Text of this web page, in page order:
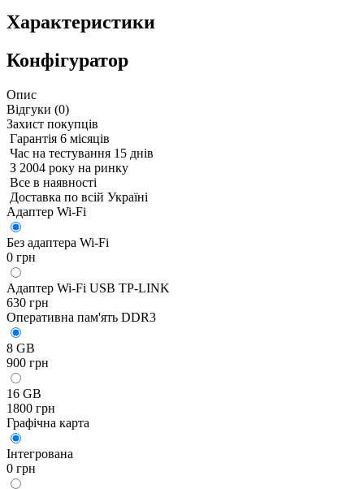
Характеристики
Конфігуратор
Опис
Відгуки (0)
Захист покупців
Гарантія 6 місяців
Час на тестування 15 днів
З 2004 року на ринку
Все в наявності
Доставка по всій Україні
Адаптер Wi-Fi
Без адаптера Wi-Fi
0 грн
Адаптер Wi-Fi USB TP-LINK
630 грн
Оперативна пам'ять DDR3
8 GB
900 грн
16 GB
1800 грн
Графічна карта
Інтегрована
0 грн